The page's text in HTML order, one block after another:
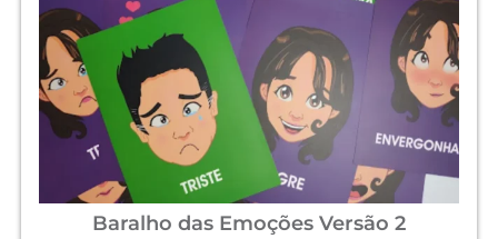
Baralho das Emoções Versão 2